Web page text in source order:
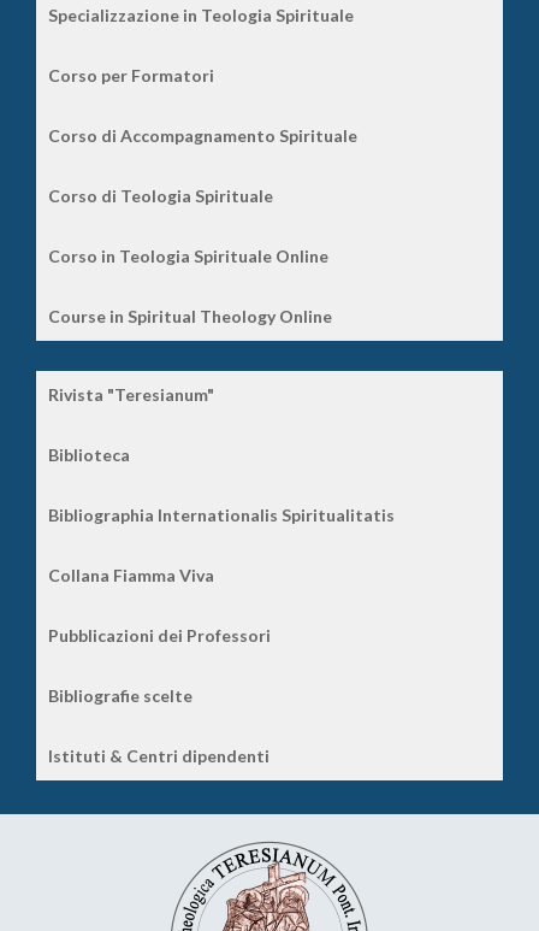
Specializzazione in Teologia Spirituale
Corso per Formatori
Corso di Accompagnamento Spirituale
Corso di Teologia Spirituale
Corso in Teologia Spirituale Online
Course in Spiritual Theology Online
Rivista "Teresianum"
Biblioteca
Bibliographia Internationalis Spiritualitatis
Collana Fiamma Viva
Pubblicazioni dei Professori
Bibliografie scelte
Istituti & Centri dipendenti